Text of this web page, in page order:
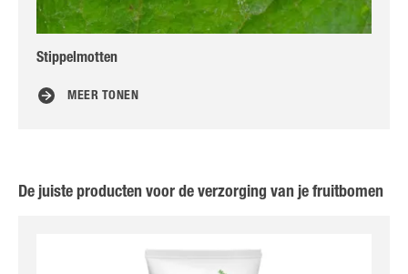
Stippelmotten
MEER TONEN
De juiste producten voor de verzorging van je fruitbomen